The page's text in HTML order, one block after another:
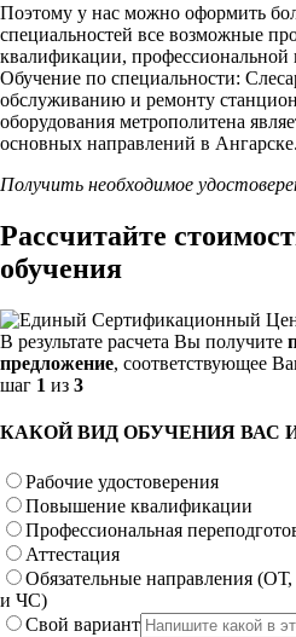
Поэтому у нас можно оформить
специальностей все возможные
квалификации, профессиональной
Обучение по специальности:
обслуживанию и ремонту
оборудования метрополитена
основных направлений в Ангарске.
Получить необходимое
Рассчитайте
обучения
В результате расчета Вы получите
предложение, соответствующее
шаг 1 из 3
КАКОЙ ВИД ОБУЧЕНИЯ ВАС
Рабочие удостоверения
Повышение квалификации
Профессиональная
Аттестация
Обязательные направления
и ЧС)
Свой вариант